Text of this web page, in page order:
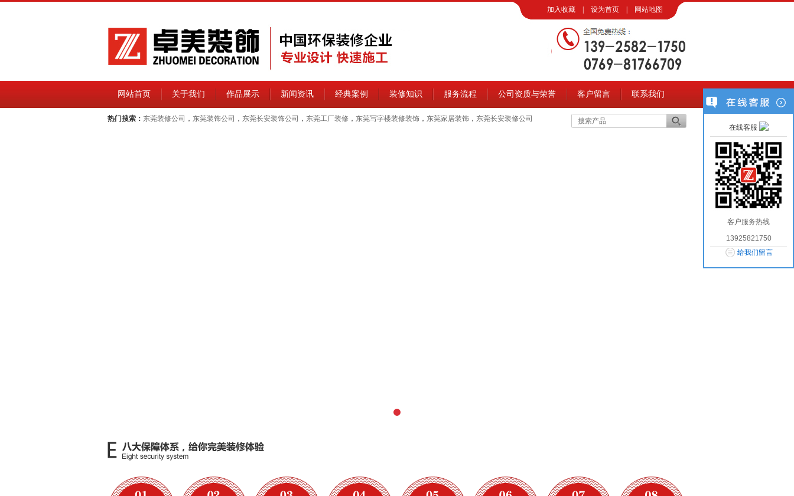
在线客服
客户服务热线
13925821750
给我们留言
加入收藏 设为首页 网站地图
网站首页 关于我们 作品展示 新闻资讯 经典案例 装修知识 服务流程 公司资质与荣誉 客户留言 联系我们
热门搜索： 东莞装修公司 ， 东莞装饰公司 ， 东莞长安装饰公司 ， 东莞工厂装修 ， 东莞写字楼装修装饰 ， 东莞家居装饰 ， 东莞长安装修公司